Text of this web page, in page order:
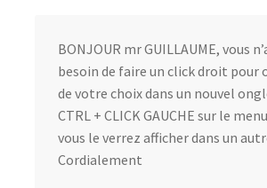
BONJOUR mr GUILLAUME, vous
besoin de faire un click droit pour
de votre choix dans un nouvel
CTRL + CLICK GAUCHE sur le
vous le verrez afficher dans un
Cordialement